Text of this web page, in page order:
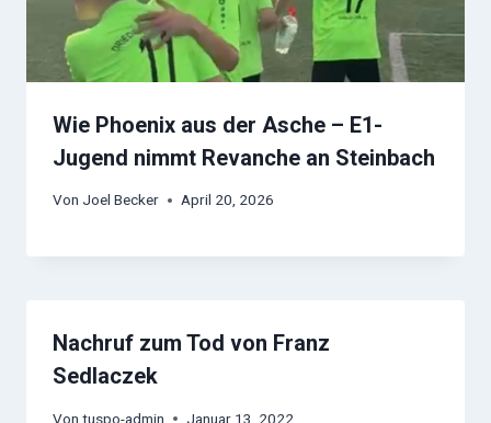
Wie Phoenix aus der Asche – E1-
Jugend nimmt Revanche an Steinbach
Von Joel Becker April 20, 2026
Nachruf zum Tod von Franz
Sedlaczek
Von tuspo-admin Januar 13, 2022